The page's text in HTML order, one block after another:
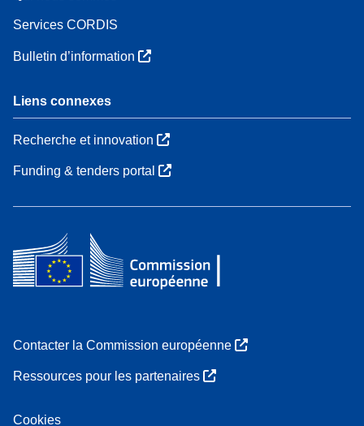
Services CORDIS
Bulletin d’information
Liens connexes
Recherche et innovation
Funding & tenders portal
Contacter la Commission européenne
Ressources pour les partenaires
Cookies